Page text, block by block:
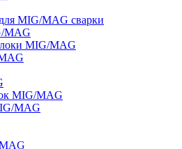
MIG/MAG сварки
MAG
MIG/MAG
MIG/MAG
MAG